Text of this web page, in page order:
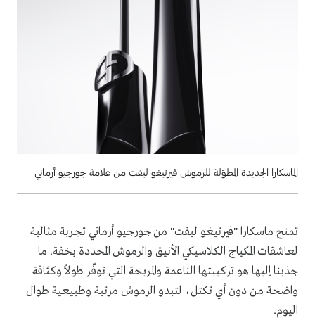
الماسكارا الجديدة المطوّلة للرموش فيرتيغو ليفت من علامة جورجيو أرماني
تمنح ماسكارا "فيرتيغو ليفت" من جورجيو أرماني تجربة مثالية
لعاشقات المكياج الكلاسيكي الأنيق والرموش المحددة بخفة. ما
جذبنا إليها هو تركيبتها الناعمة والمريحة التي توفّر طولاً وكثافة
واضحة من دون أي تكتل، لتبدو الرموش مرتبة وطبيعية طوال
اليوم.